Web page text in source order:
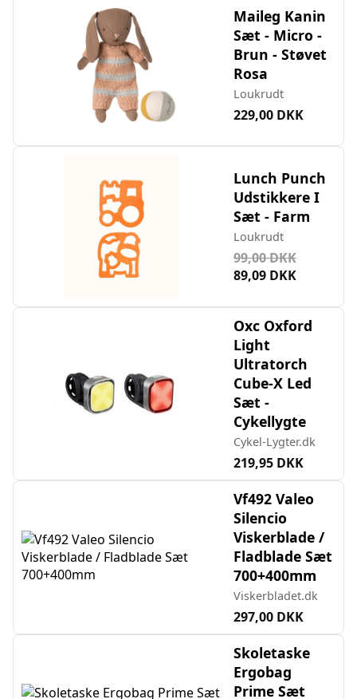
Maileg Kanin
Sæt - Micro -
Brun - Støvet
Rosa
Loukrudt
229,00 DKK
Lunch Punch
Udstikkere I
Sæt - Farm
Loukrudt
99,00 DKK
89,09 DKK
Oxc Oxford
Light
Ultratorch
Cube-X Led
Sæt -
Cykellygte
Cykel-Lygter.dk
219,95 DKK
Vf492 Valeo
Silencio
Viskerblade /
Fladblade Sæt
700+400mm
Viskerbladet.dk
297,00 DKK
Skoletaske
Ergobag
Prime Sæt